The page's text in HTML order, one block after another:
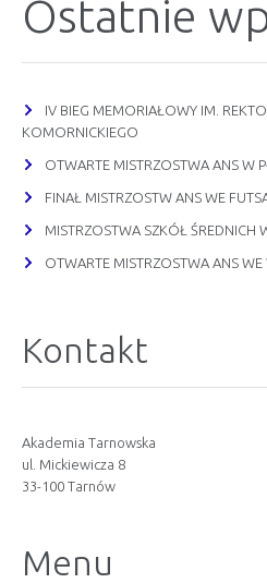
Ostatnie
IV BIEG MEMORIAŁOWY IM.
KOMORNICKIEGO
OTWARTE MISTRZOSTWA ANS W
FINAŁ MISTRZOSTW ANS WE
MISTRZOSTWA SZKÓŁ ŚREDNICH
OTWARTE MISTRZOSTWA ANS WE
Kontakt
Akademia Tarnowska
ul. Mickiewicza 8
33-100 Tarnów
Menu